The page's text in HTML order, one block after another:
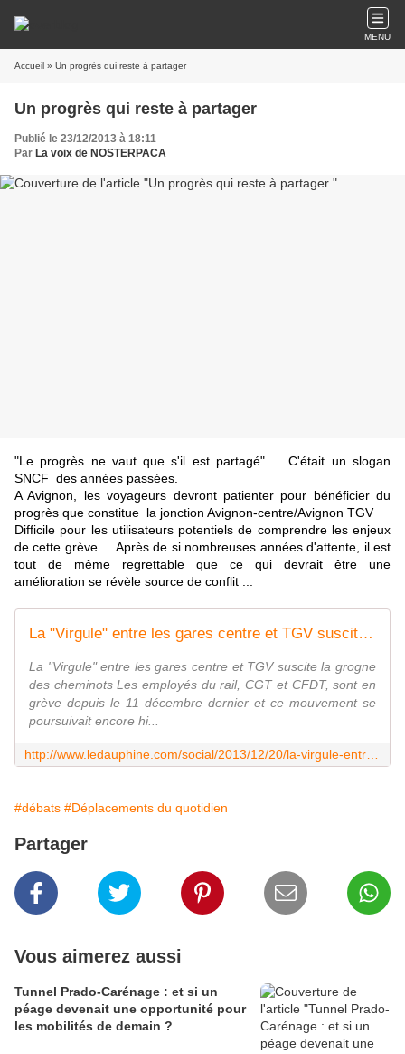
MENU
Accueil » Un progrès qui reste à partager
Un progrès qui reste à partager
Publié le 23/12/2013 à 18:11
Par La voix de NOSTERPACA
"Le progrès ne vaut que s'il est partagé" ... C'était un slogan
SNCF des années passées.
A Avignon, les voyageurs devront patienter pour bénéficier du
progrès que constitue la jonction Avignon-centre/Avignon TGV
Difficile pour les utilisateurs potentiels de comprendre les enjeux
de cette grève ... Après de si nombreuses années d'attente, il est
tout de même regrettable que ce qui devrait être une
amélioration se révèle source de conflit ...
La "Virgule" entre les gares centre et TGV suscite la grogne des cheminots
La "Virgule" entre les gares centre et TGV suscite la grogne
des cheminots Les employés du rail, CGT et CFDT, sont en
grève depuis le 11 décembre dernier et ce mouvement se
poursuivait encore hi...
#débats #Déplacements du quotidien
Partager
Vous aimerez aussi
Tunnel Prado-Carénage : et si un
péage devenait une opportunité pour
les mobilités de demain ?